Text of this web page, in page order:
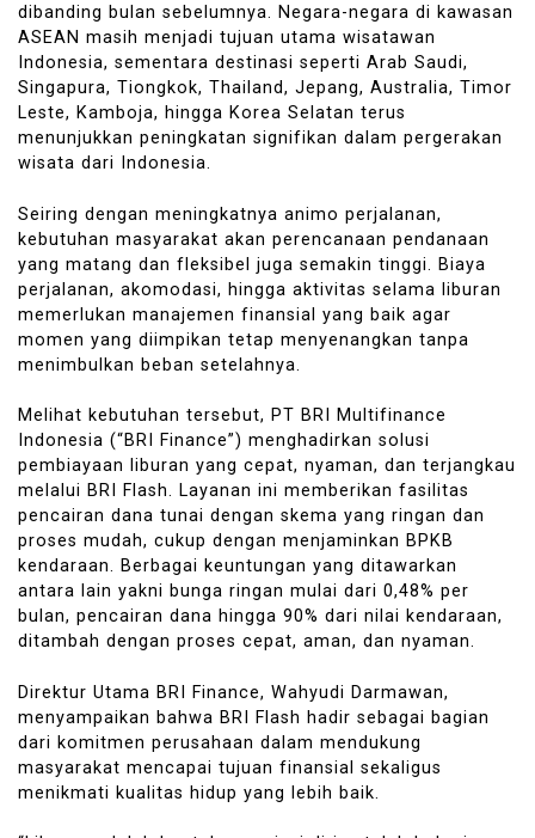
dibanding bulan sebelumnya. Negara-negara di kawasan
ASEAN masih menjadi tujuan utama wisatawan
Indonesia, sementara destinasi seperti Arab Saudi,
Singapura, Tiongkok, Thailand, Jepang, Australia, Timor
Leste, Kamboja, hingga Korea Selatan terus
menunjukkan peningkatan signifikan dalam pergerakan
wisata dari Indonesia.
Seiring dengan meningkatnya animo perjalanan,
kebutuhan masyarakat akan perencanaan pendanaan
yang matang dan fleksibel juga semakin tinggi. Biaya
perjalanan, akomodasi, hingga aktivitas selama liburan
memerlukan manajemen finansial yang baik agar
momen yang diimpikan tetap menyenangkan tanpa
menimbulkan beban setelahnya.
Melihat kebutuhan tersebut, PT BRI Multifinance
Indonesia (“BRI Finance”) menghadirkan solusi
pembiayaan liburan yang cepat, nyaman, dan terjangkau
melalui BRI Flash. Layanan ini memberikan fasilitas
pencairan dana tunai dengan skema yang ringan dan
proses mudah, cukup dengan menjaminkan BPKB
kendaraan. Berbagai keuntungan yang ditawarkan
antara lain yakni bunga ringan mulai dari 0,48% per
bulan, pencairan dana hingga 90% dari nilai kendaraan,
ditambah dengan proses cepat, aman, dan nyaman.
Direktur Utama BRI Finance, Wahyudi Darmawan,
menyampaikan bahwa BRI Flash hadir sebagai bagian
dari komitmen perusahaan dalam mendukung
masyarakat mencapai tujuan finansial sekaligus
menikmati kualitas hidup yang lebih baik.